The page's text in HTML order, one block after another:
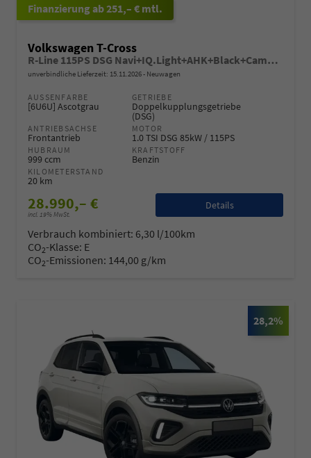
ab 251,– € mtl.
Volkswagen T-Cross
R-Line 115PS DSG Navi+IQ.Light+AHK+Black+Cam+Keyless+Side+Climatronic+Parklenk
unverbindliche Lieferzeit: 15.11.2026 Neuwagen
AUSSENFARBE
[6U6U] Ascotgrau
GETRIEBE
Doppelkupplungsgetriebe
(DSG)
ANTRIEBSACHSE
Frontantrieb
MOTOR
1.0 TSI DSG 85kW / 115PS
HUBRAUM
999 ccm
KRAFTSTOFF
Benzin
KILOMETERSTAND
20 km
28.990,– €
incl. 19% MwSt.
Details
Verbrauch kombiniert: 6,30 l/100km
CO2-Klasse: E
CO2-Emissionen: 144,00 g/km
28,2%